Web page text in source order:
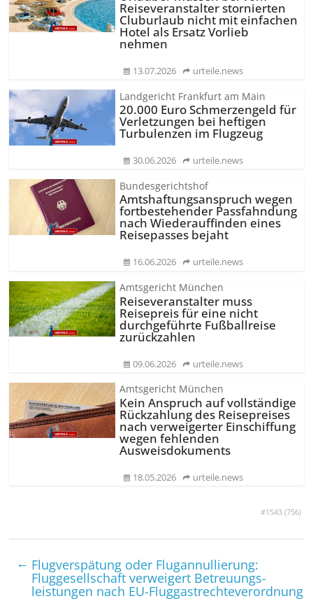
#1543 (756)
Reiseveranstalter stornierten
Cluburlaub nicht mit einfachen
Hotel als Ersatz Vorlieb
nehmen
13.07.2026 urteile.news
Landgericht Frankfurt am Main
20.000 Euro Schmerzengeld für
Verletzungen bei heftigen
Turbulenzen im Flugzeug
30.06.2026 urteile.news
Bundesgerichtshof
Amtshaftungs­anspruch wegen
fortbestehender Passfahndung
nach Wiederauffinden eines
Reisepasses bejaht
16.06.2026 urteile.news
Amtsgericht München
Reiseveranstalter muss
Reisepreis für eine nicht
durchgeführte Fußballreise
zurückzahlen
09.06.2026 urteile.news
Amtsgericht München
Kein Anspruch auf vollständige
Rückzahlung des Reisepreises
nach verweigerter Einschiffung
wegen fehlenden
Ausweisdokuments
18.05.2026 urteile.news
← Flug­verspätung oder Flugannullierung:
Fluggesellschaft verweigert Betreuungs­
leistungen nach EU-Flug­gast­rechte­verordnung